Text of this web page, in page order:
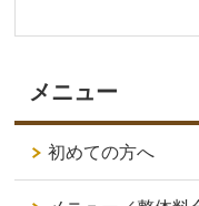
メニュー
初めての方へ